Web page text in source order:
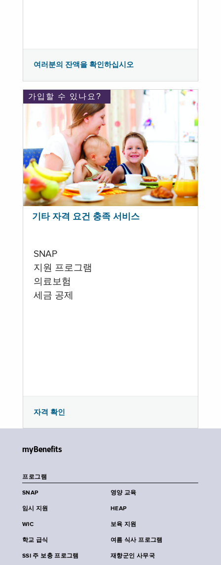
여러분의 잔액을 확인하십시오
가입할 수 있나요?
기타 자격 요건 충족 서비스
SNAP
지원 프로그램
의료보험
세금 공제
자격 확인
myBenefits
프로그램
SNAP 영양 교육
임시 지원 HEAP
WIC 보육 지원
학교 급식 여름 식사 프로그램
SSI 주 보충 프로그램 재향군인 사무국